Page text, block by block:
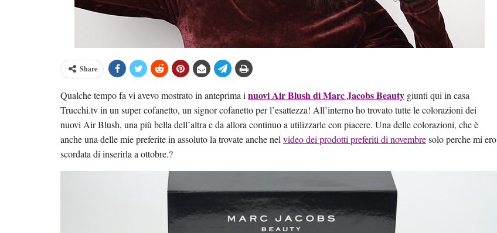
Share
Qualche tempo fa vi avevo mostrato in anteprima i nuovi Air Blush di Marc Jacobs Beauty giunti qui in casa
Trucchi.tv in un super cofanetto, un signor cofanetto per l’esattezza! All’interno ho trovato tutte le colorazioni dei
nuovi Air Blush, una più bella dell’altra e da allora continuo a utilizzarle con piacere. Una delle colorazioni, che è
anche una delle mie preferite in assoluto la trovate anche nel video dei prodotti preferiti di novembresolo perche mi ero
scordata di inserirla a ottobre.?